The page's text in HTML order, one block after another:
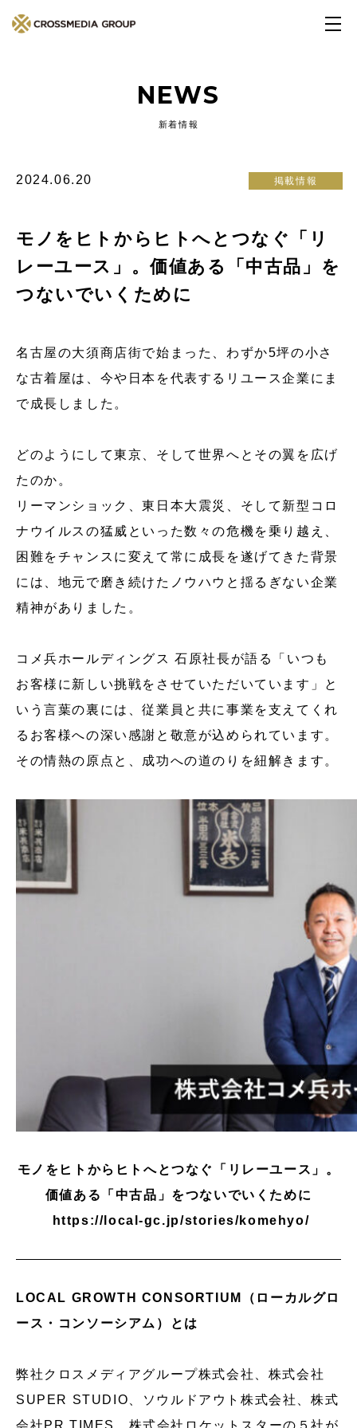
NEWS
新着情報
2024.06.20 掲載情報
モノをヒトからヒトへとつなぐ「リ
レーユース」。価値ある「中古品」を
つないでいくために
名古屋の大須商店街で始まった、わずか5坪の小さ
な古着屋は、今や日本を代表するリユース企業にま
で成長しました。
どのようにして東京、そして世界へとその翼を広げ
たのか。
リーマンショック、東日本大震災、そして新型コロ
ナウイルスの猛威といった数々の危機を乗り越え、
困難をチャンスに変えて常に成長を遂げてきた背景
には、地元で磨き続けたノウハウと揺るぎない企業
精神がありました。
コメ兵ホールディングス 石原社長が語る「いつも
お客様に新しい挑戦をさせていただいています」と
いう言葉の裏には、従業員と共に事業を支えてくれ
るお客様への深い感謝と敬意が込められています。
その情熱の原点と、成功への道のりを紐解きます。
モノをヒトからヒトへとつなぐ「リレーユース」。
価値ある「中古品」をつないでいくために
https://local-gc.jp/stories/komehyo/
LOCAL GROWTH CONSORTIUM（ローカルグロ
ース・コンソーシアム）とは
弊社クロスメディアグループ株式会社、株式会社
SUPER STUDIO、ソウルドアウト株式会社、株式
会社PR TIMES、株式会社ロケットスターの５社が